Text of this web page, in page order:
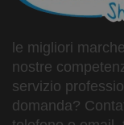
le migliori
nostre
servizio
domanda?